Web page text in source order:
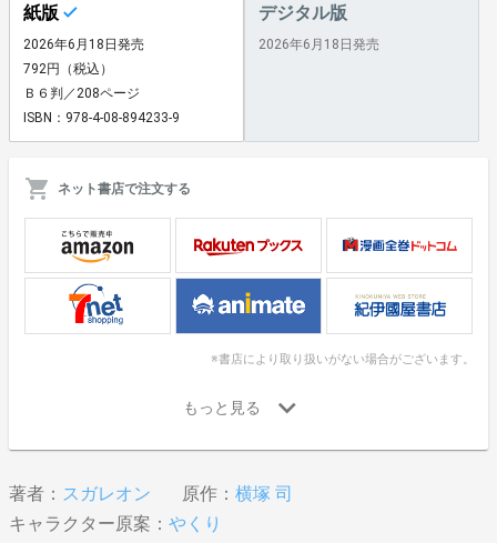
紙版
2026年6月18日発売
792円（税込）
Ｂ６判／208ページ
ISBN：978-4-08-894233-9
デジタル版
2026年6月18日発売
ネット書店で注文する
※書店により取り扱いがない場合がございます。
著者： スガレオン 原作： 横塚 司
キャラクター原案： やくり